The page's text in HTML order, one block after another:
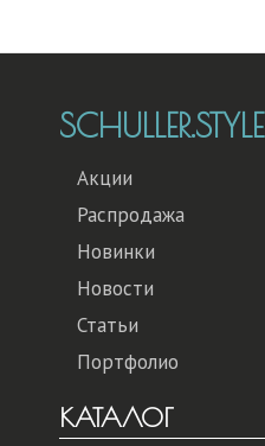
SCHULLER.STYLE
Акции
Распродажа
Новинки
Новости
Статьи
Портфолио
КАТАЛОГ